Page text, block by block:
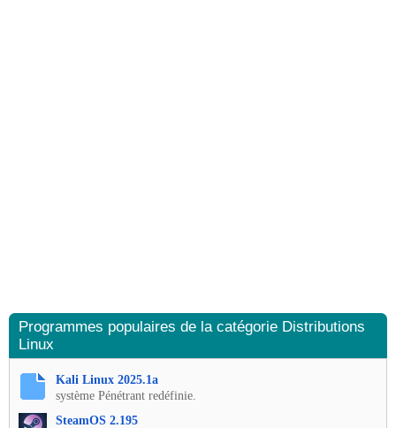
Programmes populaires de la catégorie Distributions
Linux
Kali Linux 2025.1a
système Pénétrant redéfinie.
SteamOS 2.195